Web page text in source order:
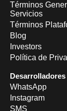
Términos
Servicios
Términos
Blog
Investors
Política de
Desarrolladores
WhatsApp
Instagram
SMS